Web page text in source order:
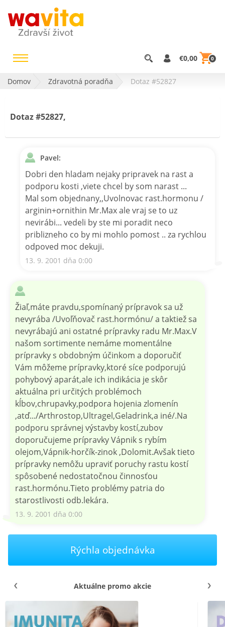
€0,00 0
Domov Zdravotná poradňa Dotaz #52827
Dotaz #52827,
Pavel:
Dobri den hladam nejaky pripravek na rast a
podporu kosti ,viete chcel by som narast ...
Mal som objednany,,Uvolnovac rast.hormonu /
arginin+ornithin Mr.Max ale vraj se to uz
nevirábi... vedeli by ste mi poradit neco
priblizneho co by mi mohlo pomost .. za rychlou
odpoved moc dekuji.
13. 9. 2001 dňa 0:00
Žiaľ,máte pravdu,spomínaný prípravok sa už
nevyrába /Uvoľňovač rast.hormónu/ a taktiež sa
nevyrábajú ani ostatné prípravky radu Mr.Max.V
našom sortimente nemáme momentálne
prípravky s obdobným účinkom a doporučiť
Vám môžeme prípravky,ktoré síce podporujú
pohybový aparát,ale ich indikácia je skôr
aktuálna pri určitých problémoch
kĺbov,chrupavky,podpora hojenia zlomenín
,atď.../Arthrostop,Ultragel,Geladrink,a iné/.Na
podporu správnej výstavby kostí,zubov
doporučujeme prípravky Vápnik s rybím
olejom,Vápnik-horčík-zinok ,Dolomit.Avšak tieto
prípravky nemôžu upraviť poruchy rastu kostí
spôsobené nedostatočnou činnosťou
rast.hormónu.Tieto problémy patria do
starostlivosti odb.lekára.
13. 9. 2001 dňa 0:00
Rýchla objednávka
Aktuálne promo akcie